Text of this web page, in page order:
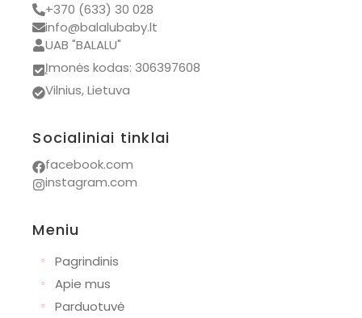
+370 (633) 30 028
info@balalubaby.lt
UAB "BALALU"
Įmonės kodas: 306397608
Vilnius, Lietuva
Socialiniai tinklai
facebook.com
instagram.com
Meniu
◦
Pagrindinis
◦ Apie mus
◦ Parduotuvė